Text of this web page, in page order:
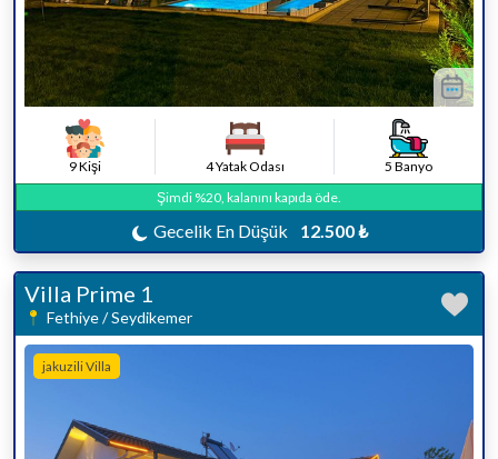
9 Kişi 4 Yatak Odası
5 Banyo
Şimdi %20, kalanını kapıda öde.
Gecelik En Düşük 12.500 ₺
Villa Prime 1
Fethiye / Seydikemer
jakuzili Villa